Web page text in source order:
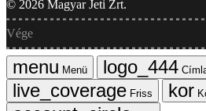
© 2026 Magyar Jeti Zrt.
Vége
Menü
Friss